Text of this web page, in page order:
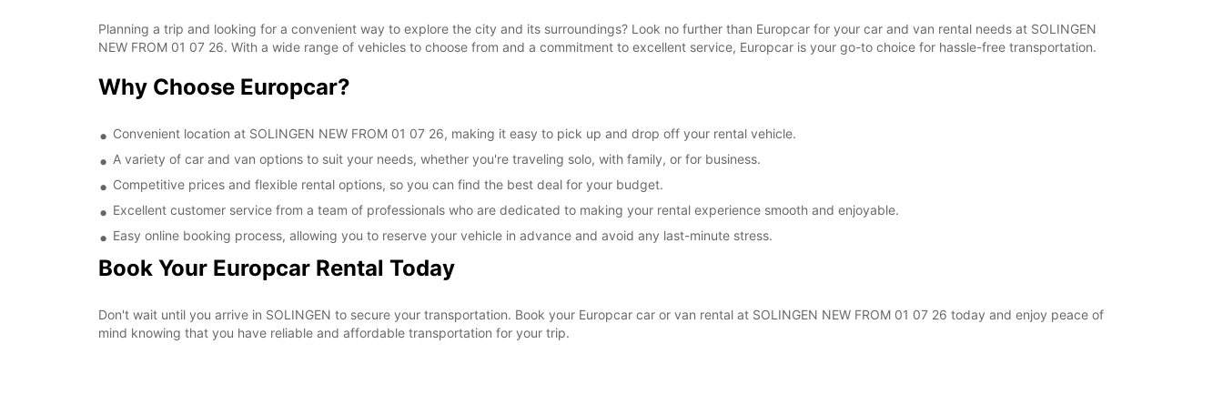
Planning a trip and looking for a convenient way to explore the city and its surroundings? Look no further than Europcar for your car and van rental needs at SOLINGEN
NEW FROM 01 07 26. With a wide range of vehicles to choose from and a commitment to excellent service, Europcar is your go-to choice for hassle-free transportation.
Why Choose Europcar?
Convenient location at SOLINGEN NEW FROM 01 07 26, making it easy to pick up and drop off your rental vehicle.
A variety of car and van options to suit your needs, whether you're traveling solo, with family, or for business.
Competitive prices and flexible rental options, so you can find the best deal for your budget.
Excellent customer service from a team of professionals who are dedicated to making your rental experience smooth and enjoyable.
Easy online booking process, allowing you to reserve your vehicle in advance and avoid any last-minute stress.
Book Your Europcar Rental Today
Don't wait until you arrive in SOLINGEN to secure your transportation. Book your Europcar car or van rental at SOLINGEN NEW FROM 01 07 26 today and enjoy peace of
mind knowing that you have reliable and affordable transportation for your trip.